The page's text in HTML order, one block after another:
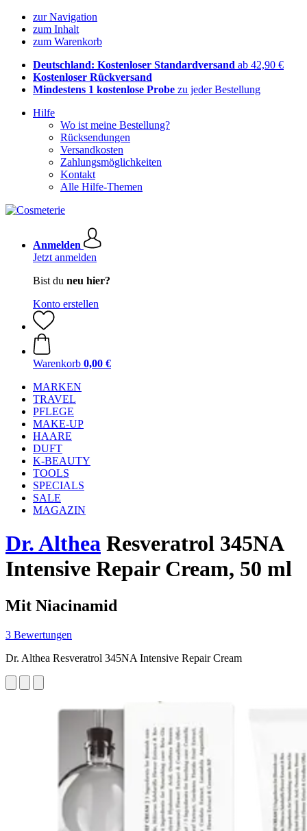
zur Navigation
zum Inhalt
zum Warenkorb
Deutschland: Kostenloser Standardversand ab 42,90 €
Kostenloser Rückversand
Mindestens 1 kostenlose Probe zu jeder Bestellung
Hilfe
Wo ist meine Bestellung?
Rücksendungen
Versandkosten
Zahlungsmöglichkeiten
Kontakt
Alle Hilfe-Themen
Anmelden
Jetzt anmelden
Bist du neu hier?
Konto erstellen
Warenkorb 0,00 €
MARKEN
TRAVEL
PFLEGE
MAKE-UP
HAARE
DUFT
K-BEAUTY
TOOLS
SPECIALS
SALE
MAGAZIN
Dr. Althea Resveratrol 345NA
Intensive Repair Cream, 50 ml
Mit Niacinamid
3 Bewertungen
Dr. Althea Resveratrol 345NA Intensive Repair Cream